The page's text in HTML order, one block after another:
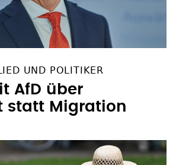
UND POLITIKER
AfD über
statt Migration